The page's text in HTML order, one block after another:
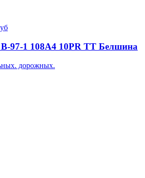
В-97-1 108A4 10PR TT Белшина
дорожных.